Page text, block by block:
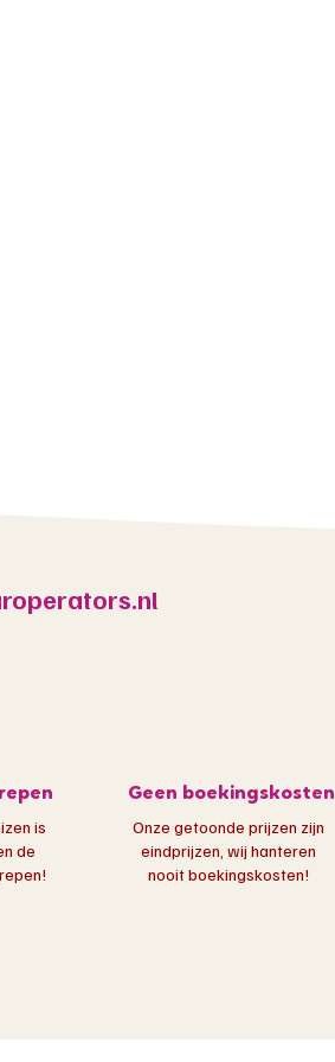
is
de
Geen boekingskosten
Onze getoonde prijzen zijn
eindprijzen, wij hanteren
nooit boekingskosten!